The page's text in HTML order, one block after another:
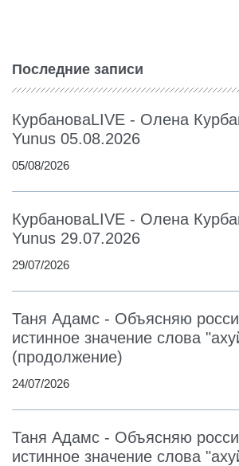
Последние записи
КурбановаLIVE - Олена
Yunus 05.08.2026
05/08/2026
КурбановаLIVE - Олена
Yunus 29.07.2026
29/07/2026
Таня Адамс - Объясняю
истинное значение слова
(продолжение)
24/07/2026
Таня Адамс - Объясняю
истинное значение слова